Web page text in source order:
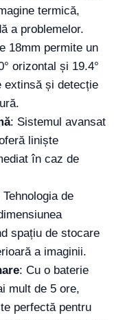
termică,
a problemelor.
18mm permite un
orizontal și 19.4°
extinsă și detecție
: Sistemul avansat
liniște
în caz de
Tehnologia de
spațiu de stocare
a imaginii.
: Cu o baterie
mult de 5 ore,
perfectă pentru